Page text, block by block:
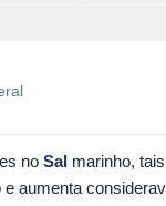
no Sal marinho,
e aumenta